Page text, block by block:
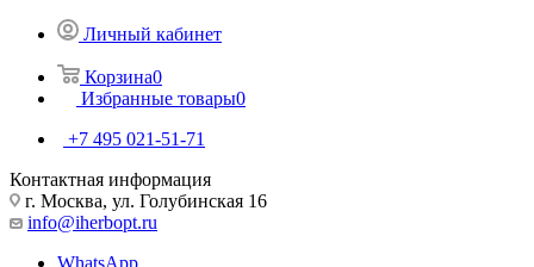
Личный кабинет
Корзина0
Избранные товары0
+7 495 021-51-71
Контактная информация
г. Москва, ул. Голубинская 16
info@iherbopt.ru
WhatsApp